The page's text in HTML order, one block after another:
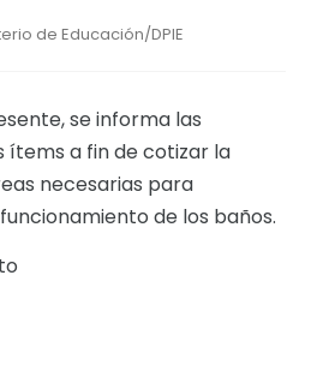
de Educación/DPIE
se informa las
ítems a fin de cotizar la
necesarias para
de los baños.